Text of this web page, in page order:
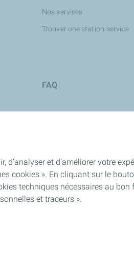
Nos services
Trouver une station-service
FAQ
et d’améliorer votre
cookies ». En cliquant sur le
techniques nécessaires au
et traceurs ».